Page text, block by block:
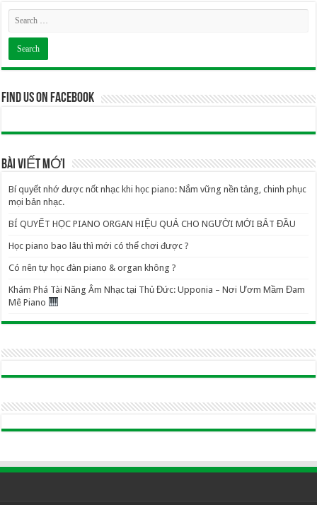
Find us on Facebook
BÀI VIẾT MỚI
Bí quyết nhớ được nốt nhạc khi học piano: Nắm vững nền tảng, chinh phục
mọi bản nhạc.
BÍ QUYẾT HỌC PIANO ORGAN HIỆU QUẢ CHO NGƯỜI MỚI BẮT ĐẦU
Học piano bao lâu thì mới có thể chơi được ?
Có nên tự học đàn piano & organ không ?
Khám Phá Tài Năng Âm Nhạc tại Thủ Đức: Upponia – Nơi Ươm Mầm Đam
Mê Piano